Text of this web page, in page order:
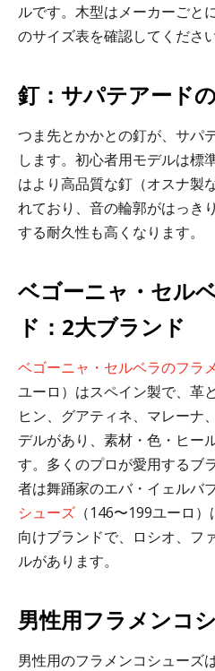
ルです。木型はメーカーごと
のサイズ表を確認してください
釘：サパテアード
つま先とかかとの釘が、サパ
します。初心者用モデルは標
はより高品質な釘（オスナ製
れており、音の輪郭がはっき
する耐久性も高くなります。
ベゴーニャ・セル
ド：2大ブランド
ベゴーニャ・セルベラのフラ
ユーロ）はスペイン製で、革
ヒン、グアティネ、マレーナ
デルがあり、素材・色・ヒー
す。多くのプロが愛用するブ
者は舞踊家のエバ・イェルバ
シューズ （146〜199ユーロ
向けブランドで、ロシオ、フ
ルがあります。
男性用フラメンコ
男性用のフラメンコシューズ